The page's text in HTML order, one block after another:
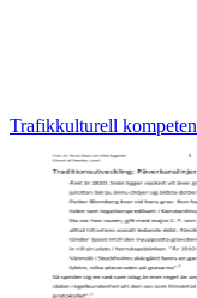
Trafikkulturell